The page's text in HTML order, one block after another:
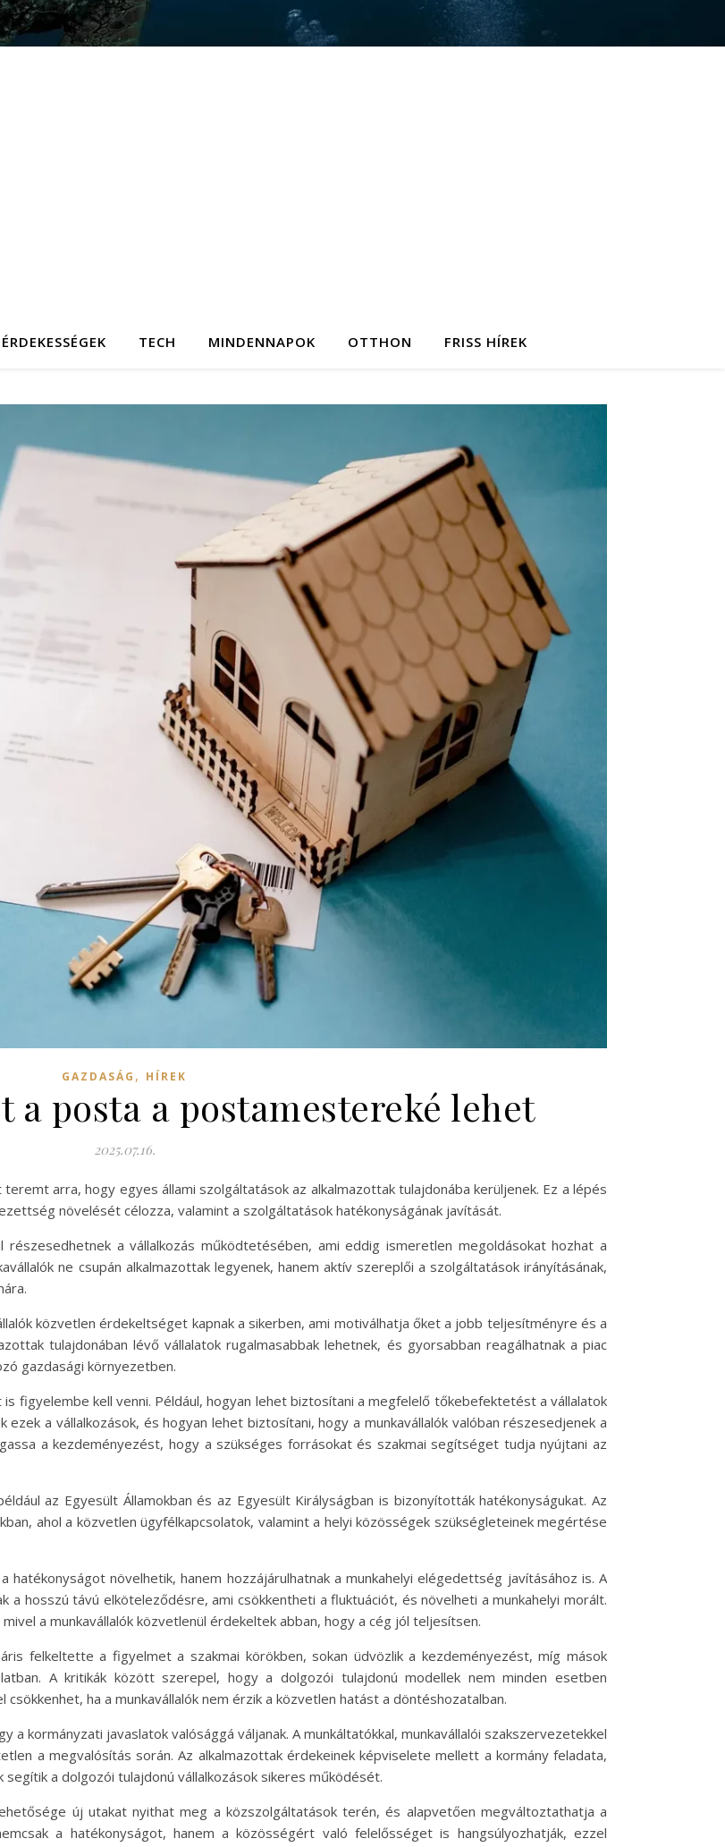
ÉRDEKESSÉGEK TECH MINDENNAPOK OTTHON FRISS HÍREK
GAZDASÁG , HÍREK
a posta a postamestereké lehet
2025.07.16.
arra, hogy egyes állami szolgáltatások az alkalmazottak tulajdonába kerüljenek. Ez a lépés
növelését célozza, valamint a szolgáltatások hatékonyságának javítását.
a vállalkozás működtetésében, ami eddig ismeretlen megoldásokat hozhat a
ne csupán alkalmazottak legyenek, hanem aktív szereplői a szolgáltatások irányításának,
közvetlen érdekeltséget kapnak a sikerben, ami motiválhatja őket a jobb teljesítményre és a
tulajdonában lévő vállalatok rugalmasabbak lehetnek, és gyorsabban reagálhatnak a piac
gazdasági környezetben.
figyelembe kell venni. Például, hogyan lehet biztosítani a megfelelő tőkebefektetést a vállalatok
a vállalkozások, és hogyan lehet biztosítani, hogy a munkavállalók valóban részesedjenek a
a kezdeményezést, hogy a szükséges forrásokat és szakmai segítséget tudja nyújtani az
az Egyesült Államokban és az Egyesült Királyságban is bizonyították hatékonyságukat. Az
ahol a közvetlen ügyfélkapcsolatok, valamint a helyi közösségek szükségleteinek megértése
hatékonyságot növelhetik, hanem hozzájárulhatnak a munkahelyi elégedettség javításához is. A
a hosszú távú elköteleződésre, ami csökkentheti a fluktuációt, és növelheti a munkahelyi morált.
a munkavállalók közvetlenül érdekeltek abban, hogy a cég jól teljesítsen.
felkeltette a figyelmet a szakmai körökben, sokan üdvözlik a kezdeményezést, míg mások
A kritikák között szerepel, hogy a dolgozói tulajdonú modellek nem minden esetben
ha a munkavállalók nem érzik a közvetlen hatást a döntéshozatalban.
a kormányzati javaslatok valósággá váljanak. A munkáltatókkal, munkavállalói szakszervezetekkel
a megvalósítás során. Az alkalmazottak érdekeinek képviselete mellett a kormány feladata,
a dolgozói tulajdonú vállalkozások sikeres működését.
új utakat nyithat meg a közszolgáltatások terén, és alapvetően megváltoztathatja a
a hatékonyságot, hanem a közösségért való felelősséget is hangsúlyozhatják, ezzel